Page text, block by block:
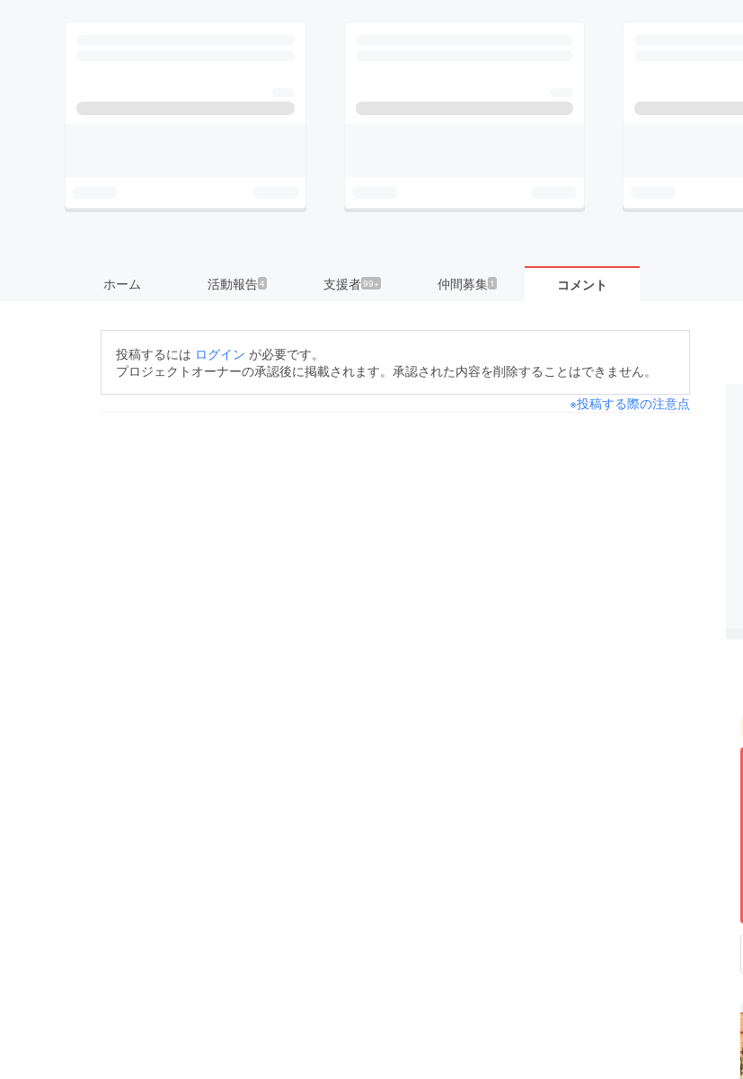
ホーム 活動報告4 支援者99+ 仲間募集 1 コメント
投稿するには ログイン が必要です。
プロジェクトオーナーの承認後に掲載されます。承認された内容を削除することはできません。
※投稿する際の注意点